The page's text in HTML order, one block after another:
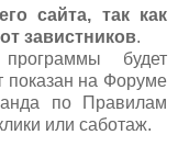
сайта, так как
завистников.
будет
показан на Форуме
по Правилам
или саботаж.